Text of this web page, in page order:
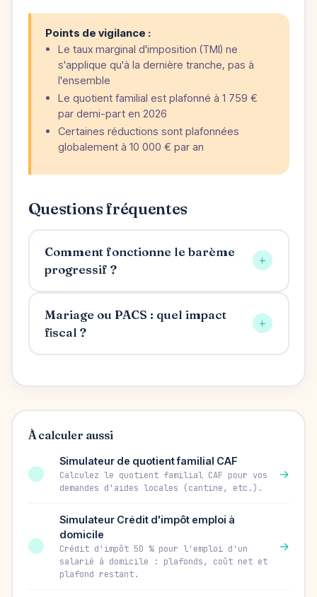
Points de vigilance :
Le taux marginal d'imposition (TMI) ne
s'applique qu'à la dernière tranche, pas à
l'ensemble
Le quotient familial est plafonné à 1 759 €
par demi-part en 2026
Certaines réductions sont plafonnées
globalement à 10 000 € par an
Questions fréquentes
Comment fonctionne le barème
progressif ?
+
Mariage ou PACS : quel impact
fiscal ?
+
À calculer aussi
Simulateur de quotient familial CAF
Calculez le quotient familial CAF pour vos
demandes d'aides locales (cantine, etc.).
→
Simulateur Crédit d'impôt emploi à
domicile
Crédit d'impôt 50 % pour l'emploi d'un
salarié à domicile : plafonds, coût net et
plafond restant.
→